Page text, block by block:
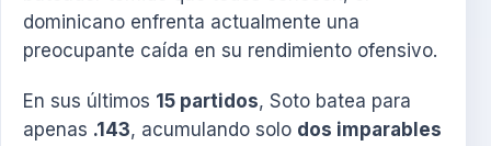
dominicano enfrenta actualmente una
preocupante caída en su rendimiento ofensivo.
En sus últimos 15 partidos, Soto batea para
apenas .143, acumulando solo dos imparables